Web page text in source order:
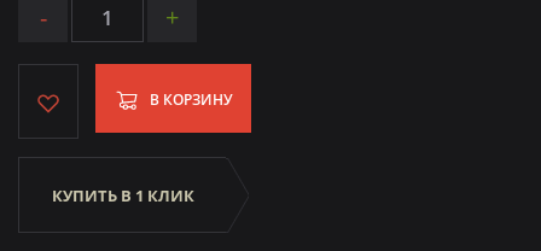
- +
В КОРЗИНУ
КУПИТЬ В 1 КЛИК